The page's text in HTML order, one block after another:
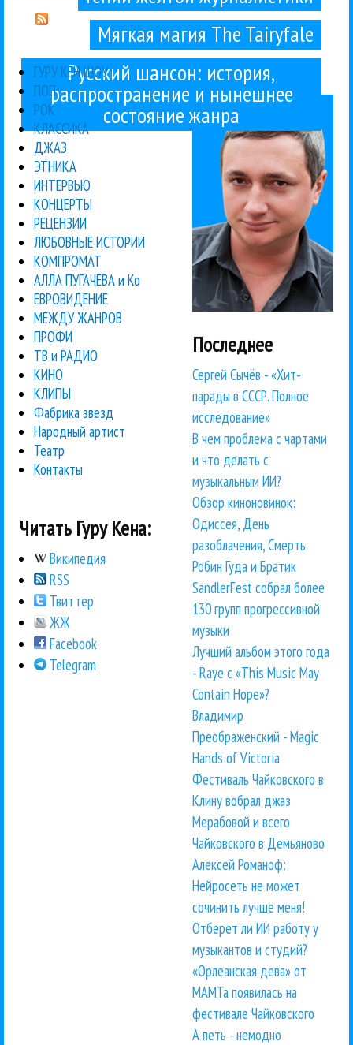
Мягкая магия The Tairyfale
Русский шансон: история,
распространение и нынешнее
состояние жанра
ГУРУ КЕН ШОУ:::
ПОП
РОК
КЛАССИКА
ДЖАЗ
ЭТНИКА
ИНТЕРВЬЮ
КОНЦЕРТЫ
РЕЦЕНЗИИ
ЛЮБОВНЫЕ ИСТОРИИ
КОМПРОМАТ
АЛЛА ПУГАЧЕВА и Ко
ЕВРОВИДЕНИЕ
МЕЖДУ ЖАНРОВ
ПРОФИ
ТВ и РАДИО
КИНО
КЛИПЫ
Фабрика звезд
Народный артист
Театр
Контакты
Читать Гуру Кена:
Википедия
RSS
Твиттер
ЖЖ
Facebook
Telegram
Гуру Кен
Последнее
Сергей Сычёв - «Хит-
парады в СССР. Полное
исследование»
В чем проблема с чартами
и что делать с
музыкальным ИИ?
Обзор киноновинок:
Одиссея, День
разоблачения, Смерть
Робин Гуда и Братик
SandlerFest собрал более
130 групп прогрессивной
музыки
Лучший альбом этого года
- Raye с «This Music May
Contain Hope»?
Владимир
Преображенский - Magic
Hands of Victoria
Фестиваль Чайковского в
Клину вобрал джаз
Мерабовой и всего
Чайковского в Демьяново
Алексей Романоф:
Нейросеть не может
сочинить лучше меня!
Отберет ли ИИ работу у
музыкантов и студий?
«Орлеанская дева» от
МАМТа появилась на
фестивале Чайковского
А петь - немодно